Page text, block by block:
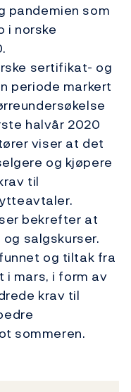
pandemien som
i norske
sertifikat- og
periode markert
halvår 2020
viser at det
og kjøpere
til
bekrefter at
salgskurser.
og tiltak fra
i mars, i form av
krav til
sommeren.